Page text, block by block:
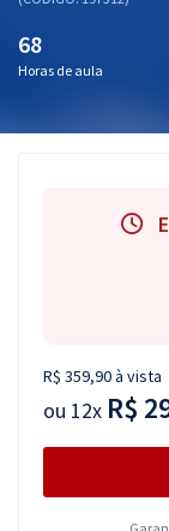
Graduação
OAB
Aprovados
68
Horas de aula
R$ 359,90 à vista
ou 12x R$